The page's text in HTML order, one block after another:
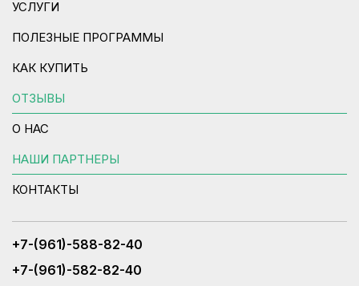
УСЛУГИ
ПОЛЕЗНЫЕ ПРОГРАММЫ
КАК КУПИТЬ
ОТЗЫВЫ
О НАС
НАШИ ПАРТНЕРЫ
КОНТАКТЫ
+7-(961)-588-82-40
+7-(961)-582-82-40